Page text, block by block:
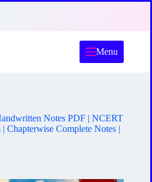
Menu
Notes PDF | NCERT
Chapterwise Complete Notes |